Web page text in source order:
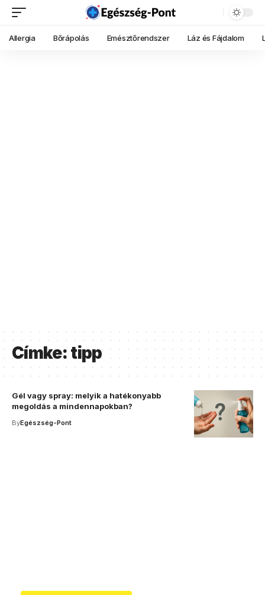
Allergia Bőrápolás Emésztőrendszer Láz és Fájdalom
Címke: tipp
Gél vagy spray: melyik a hatékonyabb
megoldás a mindennapokban?
ByEgészség-Pont